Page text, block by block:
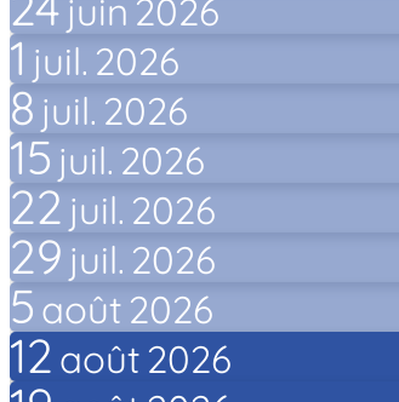
juin 2026
1 juil. 2026
8 juil. 2026
15 juil. 2026
22 juil. 2026
29 juil. 2026
5 août 2026
12 août 2026